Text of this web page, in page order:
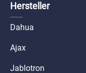
Hersteller
Dahua
Ajax
Jablotron